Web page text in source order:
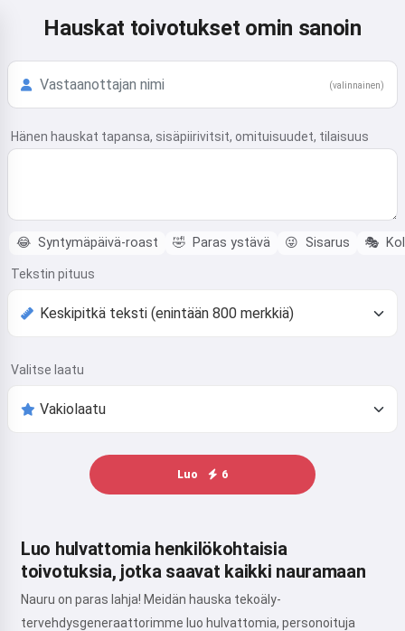
Hauskat toivotukset omin sanoin
(valinnainen)
Hänen hauskat tapansa, sisäpiirivitsit, omituisuudet, tilaisuus
😂 Syntymäpäivä-roast 🤣 Paras ystävä 😜 Sisarus 🎭
Tekstin pituus
Valitse laatu
Luo 6
Luo hulvattomia henkilökohtaisia
toivotuksia, jotka saavat kaikki nauramaan
Nauru on paras lahja! Meidän hauska tekoäly-
tervehdysgeneraattorimme luo hulvattomia, personoituja